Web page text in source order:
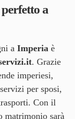
a
a Imperiaè
. Grazie
imperiesi,
per sposi,
Con il
matrimonio sarà